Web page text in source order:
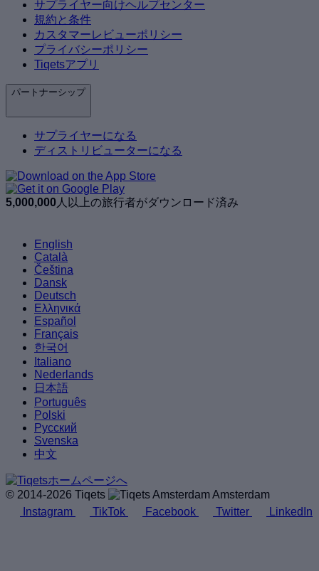
サプライヤー向けヘルプセンター
規約と条件
カスタマーレビューポリシー
プライバシーポリシー
Tiqetsアプリ
パートナーシップ
サプライヤーになる
ディストリビューターになる
5,000,000 人以上の旅行者がダウンロード済み
English
Català
Čeština
Dansk
Deutsch
Ελληνικά
Español
Français
한국어
Italiano
Nederlands
日本語
Português
Polski
Русский
Svenska
中文
© 2014-2026 Tiqets
Amsterdam
Instagram
TikTok Facebook Twitter LinkedIn